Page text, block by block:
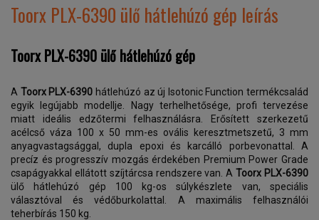
Toorx PLX-6390 ülő hátlehúzó gép leírás
Toorx PLX-6390 ülő hátlehúzó gép
A Toorx PLX-6390 hátlehúzó az új Isotonic Function termékcsalád
egyik legújabb modellje. Nagy terhelhetősége, profi tervezése
miatt ideális edzőtermi felhasználásra. Erősített szerkezetű
acélcső váza 100 x 50 mm-es ovális keresztmetszetű, 3 mm
anyagvastagsággal, dupla epoxi és karcálló porbevonattal. A
precíz és progresszív mozgás érdekében Premium Power Grade
csapágyakkal ellátott szíjtárcsa rendszere van. AToorx PLX-6390
ülő hátlehúzó gép 100 kg-os súlykészlete van, speciális
választóval és védőburkolattal. A maximális felhasználói
teherbírás 150 kg.